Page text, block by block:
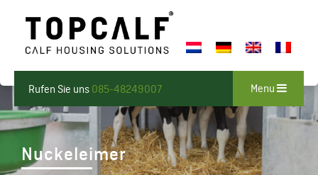
Rufen Sie uns 085-48249007 Menu
Nuckeleimer